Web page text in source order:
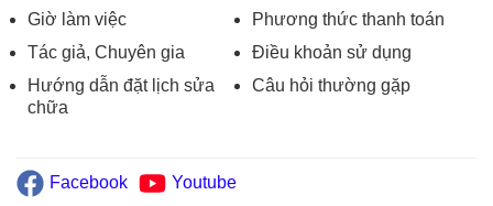
Giờ làm việc
Tác giả, Chuyên gia
Hướng dẫn đặt lịch sửa
chữa
Phương thức thanh toán
Điều khoản sử dụng
Câu hỏi thường gặp
Facebook Youtube